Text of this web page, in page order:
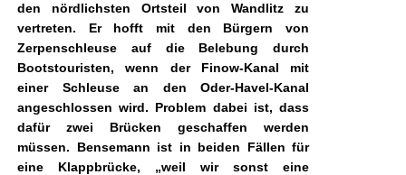
den nördlichsten Ortsteil von Wandlitz zu
vertreten. Er hofft mit den Bürgern von
Zerpenschleuse auf die Belebung durch
Bootstouristen, wenn der Finow-Kanal mit
einer Schleuse an den Oder-Havel-Kanal
angeschlossen wird. Problem dabei ist, dass
dafür zwei Brücken geschaffen werden
müssen. Bensemann ist in beiden Fällen für
eine Klappbrücke, „weil wir sonst eine